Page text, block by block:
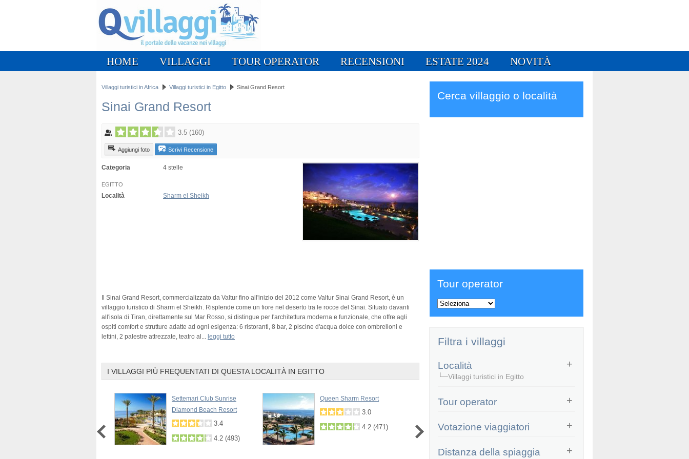
HOME VILLAGGI TOUR OPERATOR RECENSIONI ESTATE 2024 NOVITÀ
Villaggi turistici in Africa Villaggi turistici in Egitto Sinai Grand Resort
Sinai Grand Resort
3.5 (160)
Aggiungi foto Scrivi Recensione
Categoria 4 stelle
EGITTO
Località Sharm el Sheikh
Il Sinai Grand Resort, commercializzato da Valtur fino all'inizio del 2012 come Valtur Sinai Grand Resort, è un
villaggio turistico di Sharm el Sheikh. Risplende come un fiore nel deserto tra le rocce del Sinai. Situato davanti
all'isola di Tiran, direttamente sul Mar Rosso, si distingue per l'architettura moderna e funzionale, che offre agli
ospiti comfort e strutture adatte ad ogni esigenza: 6 ristoranti, 8 bar, 2 piscine d'acqua dolce con ombrelloni e
lettini, 2 palestre attrezzate, teatro al
leggi tutto
I VILLAGGI PIÙ FREQUENTATI DI QUESTA LOCALITÀ IN EGITTO
Settemari Club Sunrise
Diamond Beach Resort
3.4
4.2 (493)
Queen Sharm Resort
3.0
4.2(471)
Bravo Tamra Beach
4.4(382
Cerca villaggio o località
Tour operator
Filtra i villaggi
Località
└─Villaggi turistici in Egitto
Tour operator
Votazione viaggiatori
Distanza della spiaggia